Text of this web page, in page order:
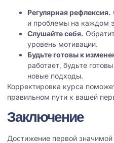
Регулярная рефлексия.
и проблемы на каждом
Слушайте себя.
уровень мотивации.
Будьте готовы к
работает, будьте
новые подходы.
Корректировка курса
правильном пути к вашей
Заключение
Достижение первой